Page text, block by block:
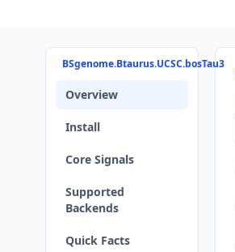
BSgenome.Btaurus.UCSC.bosTau3
Overview
Install
Core Signals
Supported
Backends
Quick Facts